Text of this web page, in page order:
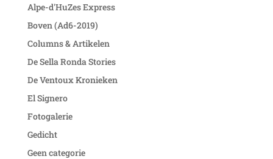
Alpe-d'HuZes Express
Boven (Ad6-2019)
Columns & Artikelen
De Sella Ronda Stories
De Ventoux Kronieken
El Signero
Fotogalerie
Gedicht
Geen categorie